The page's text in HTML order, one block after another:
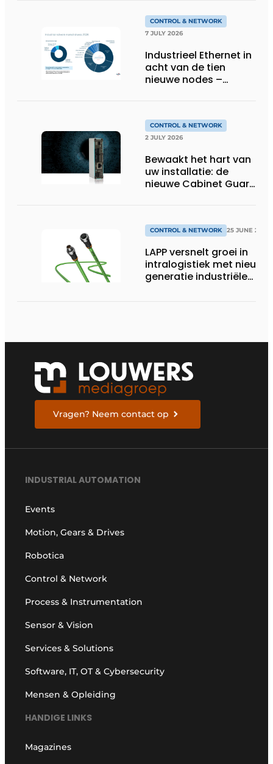
CONTROL & NETWORK
7 JULY 2026
Industrieel Ethernet in
acht van de tien
nieuwe nodes –
sneller volgens de
jaarlijkse analyse van
HMS Networks
CONTROL & NETWORK
2 JULY 2026
Bewaakt het hart van
uw installatie: de
nieuwe Cabinet Guard
CONTROL & NETWORK 25 JUNE 2026
LAPP versnelt groei in
intralogistiek met nieuwe
generatie industriële
Vragen? Neem contact op
INDUSTRIAL AUTOMATION
Events
Motion, Gears & Drives
Robotica
Control & Network
Process & Instrumentation
Sensor & Vision
Services & Solutions
Software, IT, OT & Cybersecurity
Mensen & Opleiding
HANDIGE LINKS
Magazines